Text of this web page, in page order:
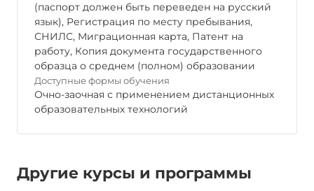
(паспорт должен быть переведен на русский
язык), Регистрация по месту пребывания,
СНИЛС, Миграционная карта, Патент на
работу, Копия документа государственного
образца о среднем (полном) образовании
Доступные формы обучения
Очно-заочная с применением дистанционных
образовательных технологий
Другие курсы и программы